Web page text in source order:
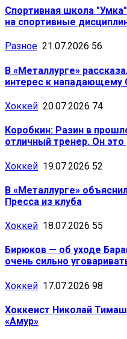
Спортивная школа
на спортивные
Разное 21.07.2026 56
В «Металлурге»
интерес к нападающему
Хоккей 20.07.2026 74
Коробкин: Разин в
отличный тренер. Он это
Хоккей 19.07.2026 52
В «Металлурге»
Пресса из клуба
Хоккей 18.07.2026 55
Бирюков — об уходе
очень сильно
Хоккей 17.07.2026 98
Хоккеист Николай
«Амур»